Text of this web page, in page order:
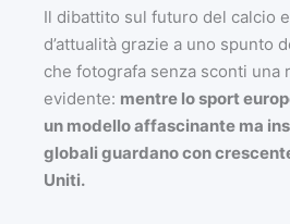
Il dibattito sul futuro del calcio
d’attualità grazie a uno spunto
che fotografa senza sconti una
evidente: mentre lo sport
un modello affascinante ma
globali guardano con
Uniti.